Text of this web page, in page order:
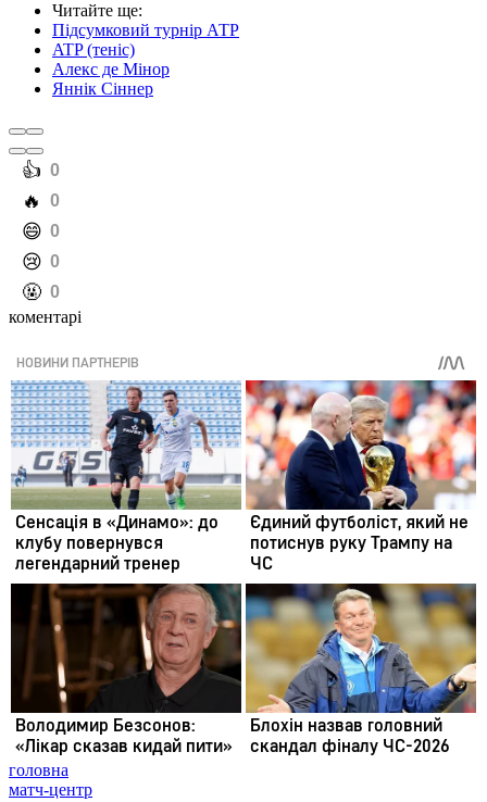
Читайте ще:
Підсумковий турнір АТР
ATP (теніс)
Алекс де Мінор
Яннік Сіннер
️👍 0
️🔥 0
️😄 0
️😢 0
️🤬 0
коментарі
головна
матч-центр